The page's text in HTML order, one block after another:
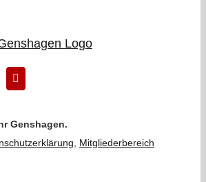
Genshagen.
Mitgliederbereich